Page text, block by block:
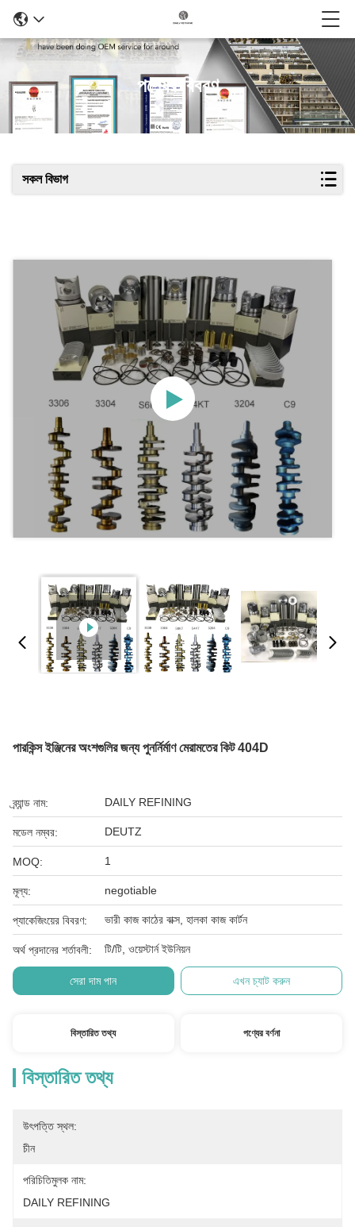
পণ্যের বিবরণ
সকল বিভাগ
পারকিন্স ইঞ্জিনের অংশগুলির জন্য পুনর্নির্মাণ মেরামতের কিট 404D
ব্র্যান্ড নাম: DAILY REFINING
মডেল নম্বর: DEUTZ
MOQ: 1
মূল্য: negotiable
প্যাকেজিংয়ের বিবরণ: ভারী কাজ কাঠের বাক্স, হালকা কাজ কার্টন
অর্থ প্রদানের শর্তাবলী: টি/টি, ওয়েস্টার্ন ইউনিয়ন
সেরা দাম পান এখন চ্যাট করুন
বিস্তারিত তথ্য পণ্যের বর্ণনা
বিস্তারিত তথ্য
উৎপত্তি স্থল:
চীন
পরিচিতিমুলক নাম:
DAILY REFINING